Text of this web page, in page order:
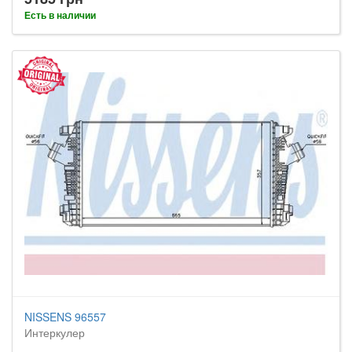
Есть в наличии
NISSENS 96557
Интеркулер